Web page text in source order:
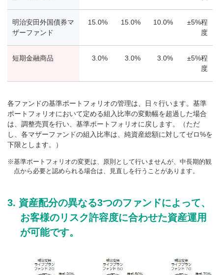
明治安田外国債券マ
ザーファンド
15.0% 15.0% 10.0%
±5%程
度
短期金融商品 3.0% 3.0% 3.0%
±5%程
度
各ファンドの基準ポートフォリオの管理は、日々行います。基準
ポートフォリオにおいて定める組入比率の変動幅を超過した場合
は、調整売買を行い、基準ポートフォリオに戻します。（ただ
し、各マザーファンドの組入比率は、純資産総額に対してゼロ%を
下限とします。）
基準ポートフォリオの変更は、原則として行いませんが、中長期的観
点から必要と認められる場合は、見直しを行うことがあります。
資産配分の異なる3つのファンドによって、
お客様のリスク許容度に合わせた資産運用
が可能です。